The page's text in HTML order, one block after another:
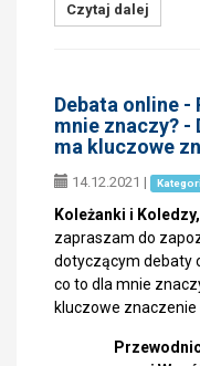
Czytaj dalej
Debata online
mnie znaczy? -
ma kluczowe
14.12.2021 |
Koleżanki i Koledzy,
zapraszam do
dotyczącym debaty
co to dla mnie
kluczowe